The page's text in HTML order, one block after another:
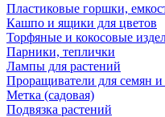
Пластиковые горшки,
Кашпо и ящики для цветов
Торфяные и кокосовые
Парники, теплички
Лампы для растений
Проращиватели для семян и
Метка (садовая)
Подвязка растений